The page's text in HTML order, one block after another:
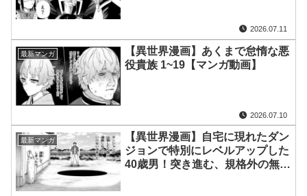
2026.07.11
最新マンガ
【異世界漫画】あくまで怠惰な悪
役貴族 1~19【マンガ動画】
2026.07.10
最新マンガ
【異世界漫画】自宅に現れたダン
ジョンで特別にレベルアップした
40歳男！突き進む、規格外の無